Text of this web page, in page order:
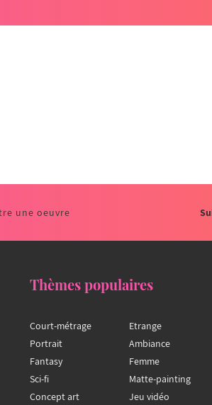
une oeuvre
Thèmes populaires
Court-métrage
Portrait
Fantasy
Sci-fi
Concept art
Etrange
Ambiance
Femme
Matte-painting
Jeu vidéo